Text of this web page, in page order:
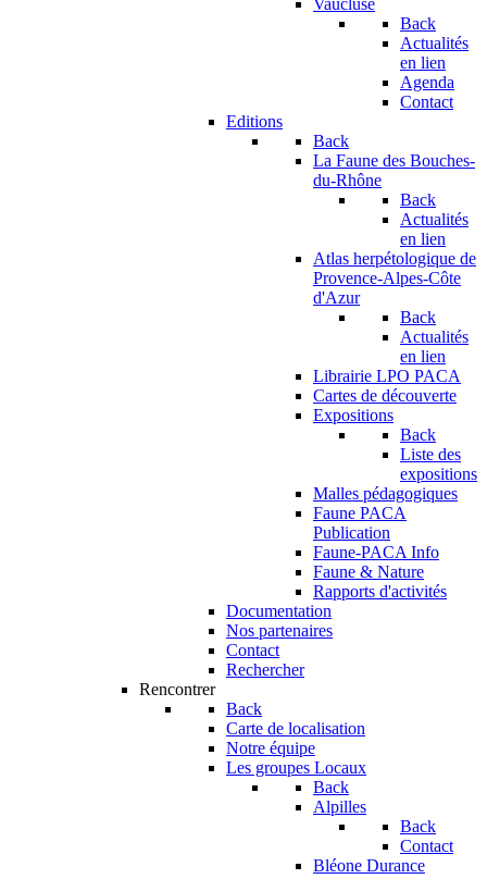
Vaucluse
Back
Actualités
en lien
Agenda
Contact
Editions
Back
La Faune des Bouches-
du-Rhône
Back
Actualités
en lien
Atlas herpétologique de
Provence-Alpes-Côte
d'Azur
Back
Actualités
en lien
Librairie LPO PACA
Cartes de découverte
Expositions
Back
Liste des
expositions
Malles pédagogiques
Faune PACA
Publication
Faune-PACA Info
Faune & Nature
Rapports d'activités
Documentation
Nos partenaires
Contact
Rechercher
Rencontrer
Back
Carte de localisation
Notre équipe
Les groupes Locaux
Back
Alpilles
Back
Contact
Bléone Durance